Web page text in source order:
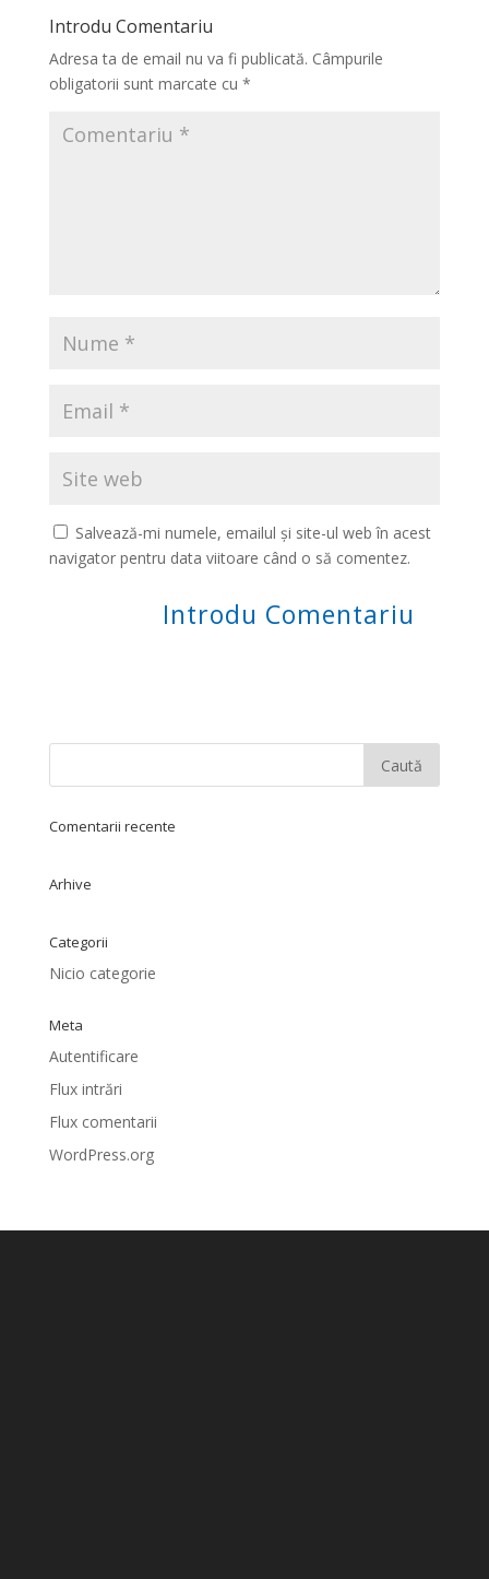
Introdu Comentariu
Adresa ta de email nu va fi publicată. Câmpurile
obligatorii sunt marcate cu *
Salvează-mi numele, emailul și site-ul web în acest
navigator pentru data viitoare când o să comentez.
Comentarii recente
Arhive
Categorii
Nicio categorie
Meta
Autentificare
Flux intrări
Flux comentarii
WordPress.org